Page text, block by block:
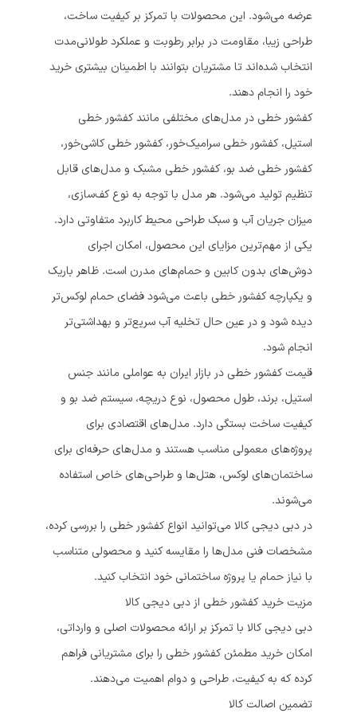
عرضه می‌شود. این محصولات با تمرکز بر کیفیت ساخت،
طراحی زیبا، مقاومت در برابر رطوبت و عملکرد طولانی‌مدت
انتخاب شده‌اند تا مشتریان بتوانند با اطمینان بیشتری خرید
خود را انجام دهند.
کفشور خطی در مدل‌های مختلفی مانند کفشور خطی
استیل، کفشور خطی سرامیک‌خور، کفشور خطی کاشی‌خور،
کفشور خطی ضد بو، کفشور خطی مشبک و مدل‌های قابل
تنظیم تولید می‌شود. هر مدل با توجه به نوع کف‌سازی،
میزان جریان آب و سبک طراحی محیط کاربرد متفاوتی دارد.
یکی از مهم‌ترین مزایای این محصول، امکان اجرای
دوش‌های بدون کابین و حمام‌های مدرن است. ظاهر باریک
و یکپارچه کفشور خطی باعث می‌شود فضای حمام لوکس‌تر
دیده شود و در عین حال تخلیه آب سریع‌تر و بهداشتی‌تر
انجام شود.
قیمت کفشور خطی در بازار ایران به عواملی مانند جنس
استیل، برند، طول محصول، نوع دریچه، سیستم ضد بو و
کیفیت ساخت بستگی دارد. مدل‌های اقتصادی برای
پروژه‌های معمولی مناسب هستند و مدل‌های حرفه‌ای برای
ساختمان‌های لوکس، هتل‌ها و طراحی‌های خاص استفاده
می‌شوند.
در دبی دیجی کالا می‌توانید انواع کفشور خطی را بررسی کرده،
مشخصات فنی مدل‌ها را مقایسه کنید و محصولی متناسب
با نیاز حمام یا پروژه ساختمانی خود انتخاب کنید.
مزیت خرید کفشور خطی از دبی دیجی کالا
دبی دیجی کالا با تمرکز بر ارائه محصولات اصلی و وارداتی،
امکان خرید مطمئن کفشور خطی را برای مشتریانی فراهم
کرده که به کیفیت، طراحی و دوام اهمیت می‌دهند.
تضمین اصالت کالا